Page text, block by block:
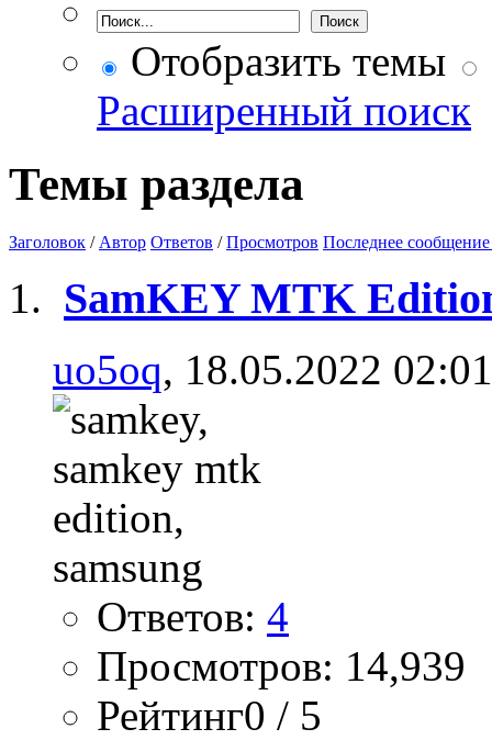
Отобразить темы
Расширенный поиск
Темы раздела
Заголовок / Автор Ответов /Просмотров Последнее сообщение
SamKEY MTK
uo5oq, 18.05.2022 02:01
Ответов: 4
Просмотров: 14,939
Рейтинг0 / 5